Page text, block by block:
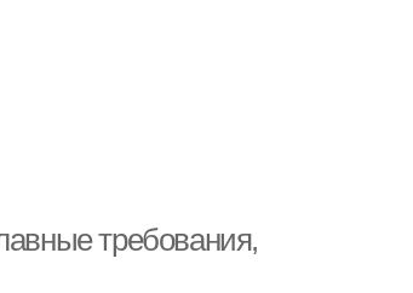
требования,